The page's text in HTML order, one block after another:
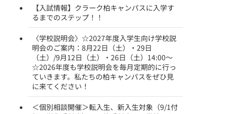
【入試情報】クラーク柏キャンパスに入学す
るまでのステップ！！
〈学校説明会〉☆2027年度入学生向け学校説
明会のご案内：8月22日（土）・29日
（土）/9月12日（土）・26日（土）14:00～
☆2026年度も学校説明会を毎月定期的に行っ
ていきます。私たちの柏キャンパスをぜひ見
に来てください！
＜個別相談開催＞転入生、新入生対象（9/1付